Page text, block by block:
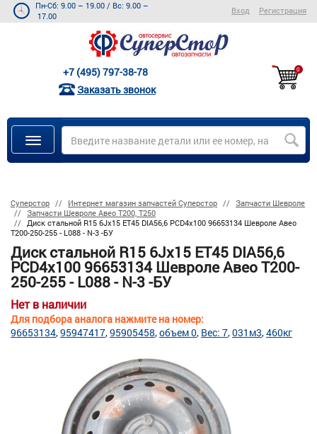
Пн-Сб: 9.00 – 19.00 / Вс: 9.00 –
17.00
Вход Регистрация
+7 (495) 797-38-78
Заказать звонок
0
Суперстор Интернет магазин запчастей Суперстор
Запчасти Шевроле
Запчасти Шевроле Авео Т200, Т250
Диск стальной R15 6Jx15 ET45 DIA56,6 PCD4x100 96653134 Шевроле Авео
Т200-250-255 - L088 - N-3 -БУ
Диск стальной R15 6Jx15 ET45 DIA56,6
PCD4x100 96653134 Шевроле Авео Т200-
250-255 - L088 - N-3 -БУ
Нет в наличии
Для подбора аналога нажмите на номер:
96653134 95947417 95905458 объем 0 Вес: 7 031м3 460кг